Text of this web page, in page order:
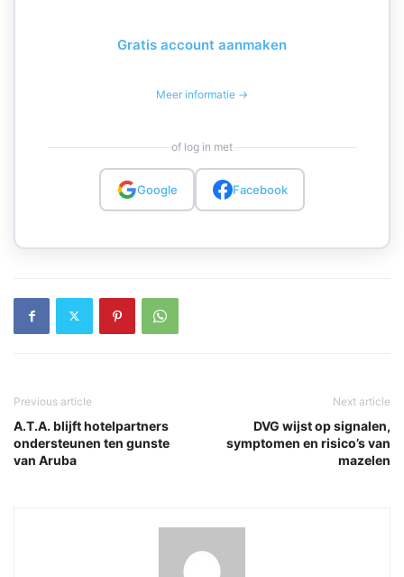
Gratis account aanmaken
Meer informatie →
of log in met
Google Facebook
Previous article
A.T.A. blijft hotelpartners
ondersteunen ten gunste
van Aruba
Next article
DVG wijst op signalen,
symptomen en risico’s van
mazelen